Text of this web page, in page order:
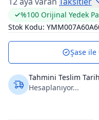
%100 Orijinal Yedek
Stok Kodu:
Şase ile
Tahmini Teslim
Hesaplanıyor...